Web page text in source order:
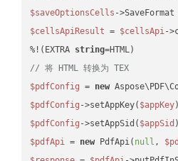
$saveOptionsCells ->SaveFormat
$cellsApiResult = $cellsApi-
%!(EXTRA string
// 将 HTML 转换为 TEX
$pdfConfig = new
$pdfConfig ->setAppKey( $appKey
$pdfConfig ->setAppSid( $appSid
$pdfApi = new PdfApi( null ,